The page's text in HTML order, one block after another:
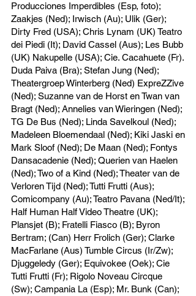
Producciones Imperdibles (Esp, foto);
Zaakjes (Ned); Irwisch (Au); Ulik (Ger);
Dirty Fred (USA); Chris Lynam (UK) Teatro
dei Piedi (It); David Cassel (Aus); Les Bubb
(UK) Nakupelle (USA); Cie. Cacahuete (Fr).
Duda Paiva (Bra); Stefan Jung (Ned);
Theatergroep Winterberg (Ned) ExpreZZive
(Ned); Suzanne van de Horst en Twan van
Bragt (Ned); Annelies van Wieringen (Ned);
TG De Bus (Ned); Linda Savelkoul (Ned);
Madeleen Bloemendaal (Ned); Kiki Jaski en
Mark Sloof (Ned); De Maan (Ned); Fontys
Dansacadenie (Ned); Querien van Haelen
(Ned); Two of a Kind (Ned); Theater van de
Verloren Tijd (Ned); Tutti Frutti (Aus);
Comicompany (Au); Teatro Pavana (Ned/It);
Half Human Half Video Theatre (UK);
Plansjet (B); Fratelli Fiasco (B); Byron
Bertram; (Can) Herr Frolich (Ger); Clarke
MacFarlane (Aus) Tumble Circus (Ir/Zw);
Djuggeledy (Ger); Equivokee (Oek); Cie
Tutti Frutti (Fr); Rigolo Noveau Circque
(Sw); Campania La (Esp); Mr. Bunk (Can);